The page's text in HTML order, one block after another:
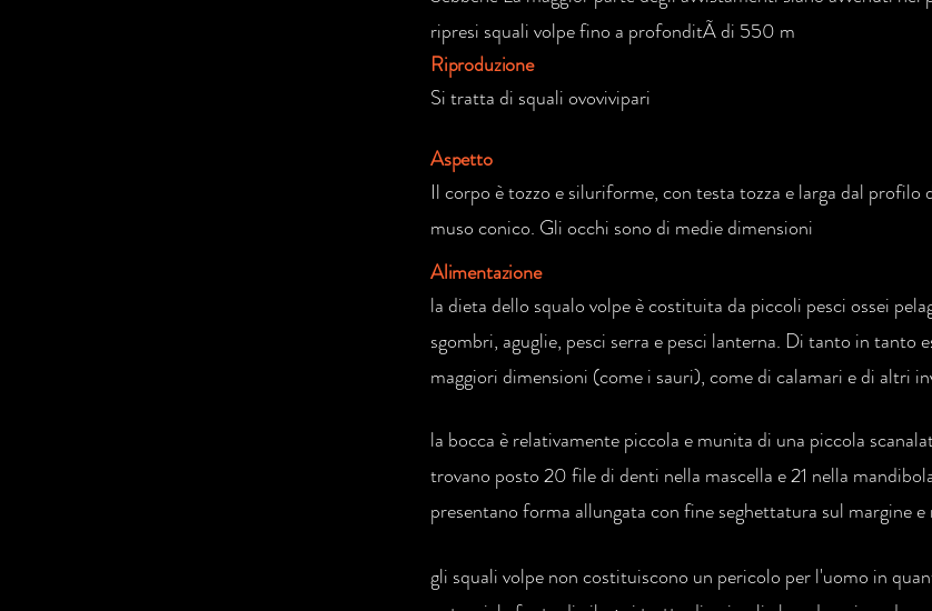
ripresi squali volpe fino a profonditÃ di 550 m
Riproduzione
Si tratta di squali ovovivipari
Aspetto
Il corpo è tozzo e siluriforme, con testa tozza e larga dal profilo
muso conico. Gli occhi sono di medie dimensioni
Alimentazione
la dieta dello squalo volpe è costituita da piccoli pesci ossei
sgombri, aguglie, pesci serra e pesci lanterna. Di tanto in tanto
maggiori dimensioni (come i sauri), come di calamari e di altri
la bocca è relativamente piccola e munita di una piccola
trovano posto 20 file di denti nella mascella e 21 nella
presentano forma allungata con fine seghettatura sul margine
gli squali volpe non costituiscono un pericolo per l'uomo in